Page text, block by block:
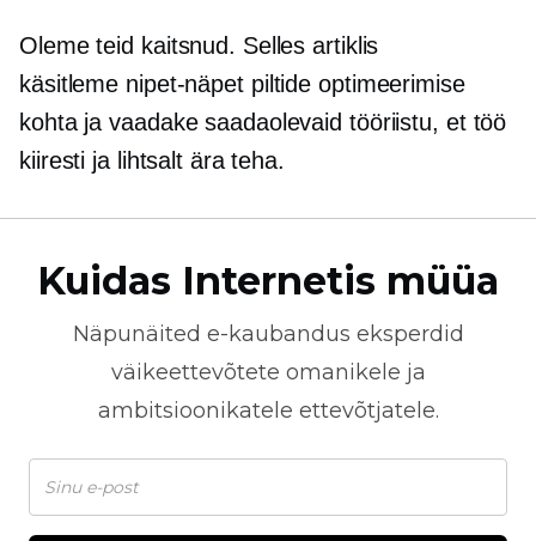
Oleme teid kaitsnud. Selles artiklis
käsitleme nipet-näpetpiltide optimeerimise
kohta ja vaadake saadaolevaid tööriistu, et töö
kiiresti ja lihtsalt ära teha.
Kuidas Internetis müüa
Näpunäited e-kaubandus eksperdid
väikeettevõtete omanikele ja
ambitsioonikatele ettevõtjatele.